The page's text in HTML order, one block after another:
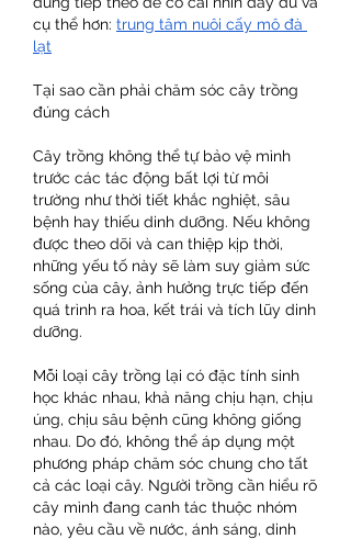
cụ thể hơn: trung tâm nuôi cấy mô đà
lạt​
Tại sao cần phải chăm sóc cây trồng
đúng cách
Cây trồng không thể tự bảo vệ mình
trước các tác động bất lợi từ môi
trường như thời tiết khắc nghiệt, sâu
bệnh hay thiếu dinh dưỡng. Nếu không
được theo dõi và can thiệp kịp thời,
những yếu tố này sẽ làm suy giảm sức
sống của cây, ảnh hưởng trực tiếp đến
quá trình ra hoa, kết trái và tích lũy dinh
dưỡng.
Mỗi loại cây trồng lại có đặc tính sinh
học khác nhau, khả năng chịu hạn, chịu
úng, chịu sâu bệnh cũng không giống
nhau. Do đó, không thể áp dụng một
phương pháp chăm sóc chung cho tất
cả các loại cây. Người trồng cần hiểu rõ
cây mình đang canh tác thuộc nhóm
nào, yêu cầu về nước, ánh sáng, dinh